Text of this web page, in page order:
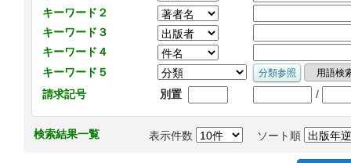
キーワード２
キーワード３
キーワード４
キーワード５
請求記号
別置 /
検索結果一覧 表示件数 ソート順